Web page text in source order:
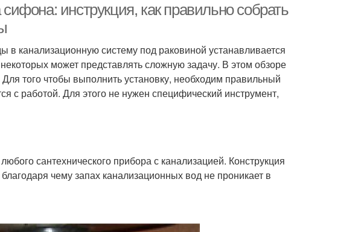
инструкция, как правильно собрать
в канализационную систему под раковиной устанавливается
может представлять сложную задачу. В этом обзоре
того чтобы выполнить установку, необходим правильный
с работой. Для этого не нужен специфический инструмент,
сантехнического прибора с канализацией. Конструкция
чему запах канализационных вод не проникает в